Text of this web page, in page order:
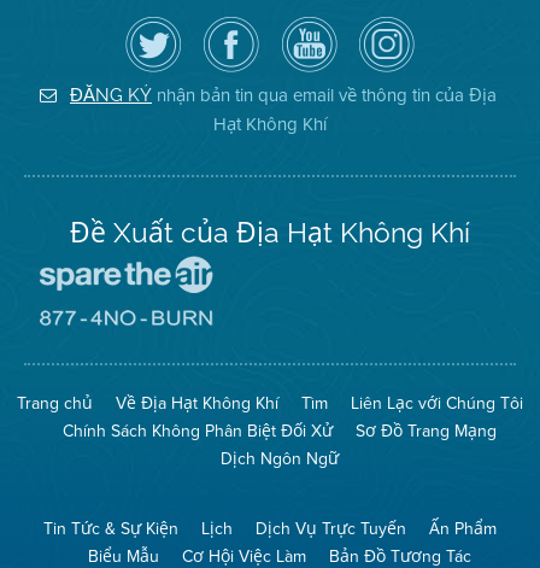
Hãy
theo
dõi
Địa
Hạt
Không
Truy
cập
Trang
Facebook
của
Địa
Hạt
Kênh
YouTube
của
Địa
Hạt
Không
Khí
Air
District
on
Instagram
ĐĂNG KÝ nhận bản tin qua email về thông tin của Địa
Hạt Không Khí
Đề Xuất của Địa Hạt Không Khí
The
(Bảo
Toàn
Không
Khí)
Mạng
No
Burn
(Không
Đốt)
Trang chủ Về Địa Hạt Không Khí Tìm
Liên Lạc với Chúng Tôi
Chính Sách Không Phân Biệt Đối Xử
Sơ Đồ Trang Mạng
Dịch Ngôn Ngữ
Tin Tức & Sự Kiện Lịch Dịch Vụ Trực Tuyến
Ấn Phẩm
Biểu Mẫu
Cơ Hội Việc Làm Bản Đồ Tương Tác